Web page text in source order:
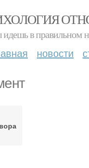
идешь в
новости